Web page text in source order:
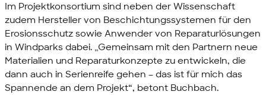
Im Projektkonsortium sind neben der Wissenschaft
zudem Hersteller von Beschichtungssystemen für den
Erosionsschutz sowie Anwender von Reparaturlösungen
in Windparks dabei. „Gemeinsam mit den Partnern neue
Materialien und Reparaturkonzepte zu entwickeln, die
dann auch in Serienreife gehen – das ist für mich das
Spannende an dem Projekt“, betont Buchbach.